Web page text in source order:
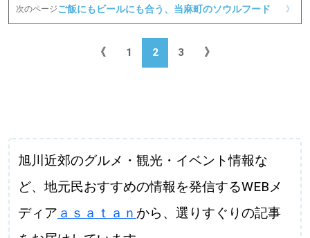
次のページご飯にもビールにも合う、当麻町のソウルフード 》
《 1 2 3 》
旭川近郊のグルメ・観光・イベント情報な
ど、地元民おすすめの情報を発信するWEBメ
ディア ａｓａｔａｎ から、選りすぐりの記事